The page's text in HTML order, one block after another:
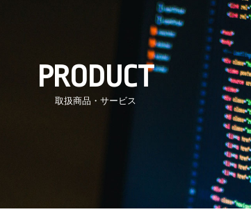
PRODUCT
取扱商品・サービス